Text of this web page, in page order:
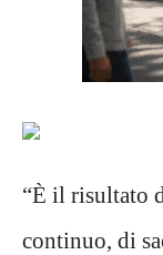
“È il risultato
continuo, di